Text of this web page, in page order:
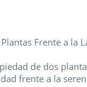
Frente a la
de dos
frente a la